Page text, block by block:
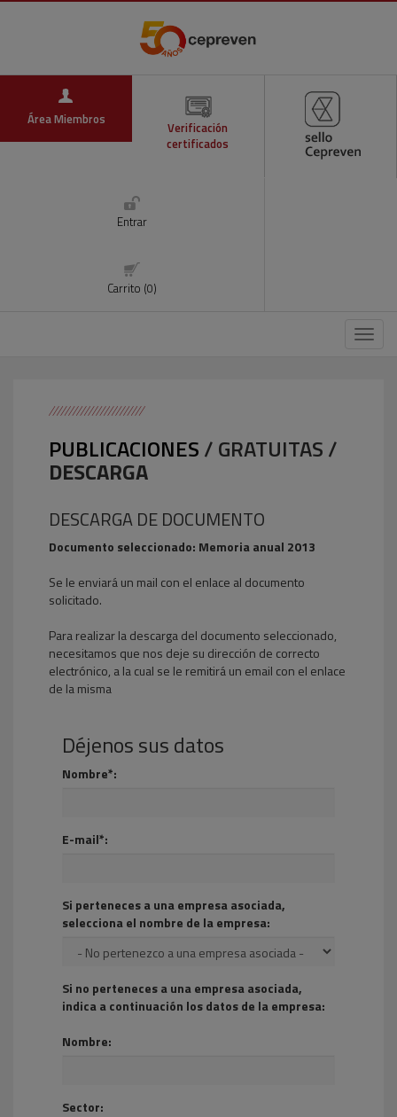
Área Miembros
Verificación
certificados
Entrar
Carrito (0)
Menú
PUBLICACIONES/ GRATUITAS /
DESCARGA
DESCARGA DE DOCUMENTO
Documento seleccionado: Memoria anual 2013
Se le enviará un mail con el enlace al documento
solicitado.
Para realizar la descarga del documento seleccionado,
necesitamos que nos deje su dirección de correcto
electrónico, a la cual se le remitirá un email con el enlace
de la misma
Déjenos sus datos
Nombre*:
E-mail*:
Si perteneces a una empresa asociada,
selecciona el nombre de la empresa:
Si no perteneces a una empresa asociada,
indica a continuación los datos de la empresa:
Nombre:
Sector: